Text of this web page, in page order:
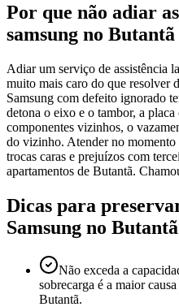
Por que não adiar
samsung no Butantã
Adiar um serviço de assistência
muito mais caro do que resolver
Samsung com defeito ignorado
detona o eixo e o tambor, a
componentes vizinhos, o
do vizinho. Atender no momento
trocas caras e prejuízos com
apartamentos de Butantã.
Dicas para
Samsung no Butantã
Não exceda a
sobrecarga é a maior
Butantã.